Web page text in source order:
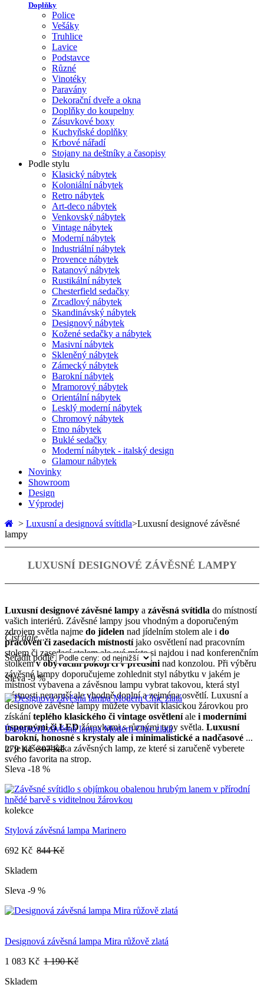
Doplňky
Police
Vešáky
Truhlice
Lavice
Podstavce
Různé
Vinotéky
Paravány
Dekorační dveře a okna
Doplňky do koupelny
Zásuvkové boxy
Kuchyňské doplňky
Krbové nářadí
Stojany na deštníky a časopisy
Podle stylu
Klasický nábytek
Koloniální nábytek
Retro nábytek
Art-deco nábytek
Venkovský nábytek
Vintage nábytek
Moderní nábytek
Industriální nábytek
Provence nábytek
Ratanový nábytek
Rustikální nábytek
Chesterfield sedačky
Zrcadlový nábytek
Skandinávský nábytek
Designový nábytek
Kožené sedačky a nábytek
Masivní nábytek
Skleněný nábytek
Zámecký nábytek
Barokní nábytek
Mramorový nábytek
Orientální nábytek
Lesklý moderní nábytek
Chromový nábytek
Etno nábytek
Buklé sedačky
Moderní nábytek - italský design
Glamour nábytek
Novinky
Showroom
Design
Výprodej
> Luxusní a designová svítidla>Luxusní designové závěsné
lampy
LUXUSNÍ DESIGNOVÉ ZÁVĚSNÉ LAMPY
Luxusní designové závěsné lampy a závěsná svítidla do místností
vašich interiérů. Závěsné lampy jsou vhodným a doporučeným
zdrojem světla najme do jídelen nad jídelním stolem ale i do
pracoven či zasedacích místnostíjako osvětlení nad pracovním
stolem či zasedací stolem ale své místo si najdou i nad konferenčním
stolkemv obývacím pokoji či v předsíni nad konzolou. Při výběru
závěsné lampy doporučujeme zohlednit styl nábytku v jakém je
místnost vybavena a závěsnou lampu vybrat takovou, která styl
místnosti nenaruší ale vhodně doplní a zejména osvětlí. Luxusní a
designové závěsné lampy můžete vybavit klasickou žárovkou pro
získáníteplého klasického či vintage osvětleníale i moderními
úspornými či LEDžárovkami s různými typy světla. Luxusní
barokní, honosné s krystaly ale i minimalistické a nadčasové ...
to je naše nabídka závěsných lamp, ze které si zaručeně vyberete
svého favorita na strop.
Číst dále...
Seřadit podle
Sleva -9 %
Designová závěsná lampa Modern Chic zlatá
279 Kč 307 Kč
Sleva -18 %
kolekce
Stylová závěsná lampa Marinero
692 Kč 844 Kč
Skladem
Sleva -9 %
Designová závěsná lampa Mira růžově zlatá
1 083 Kč 1 190 Kč
Skladem